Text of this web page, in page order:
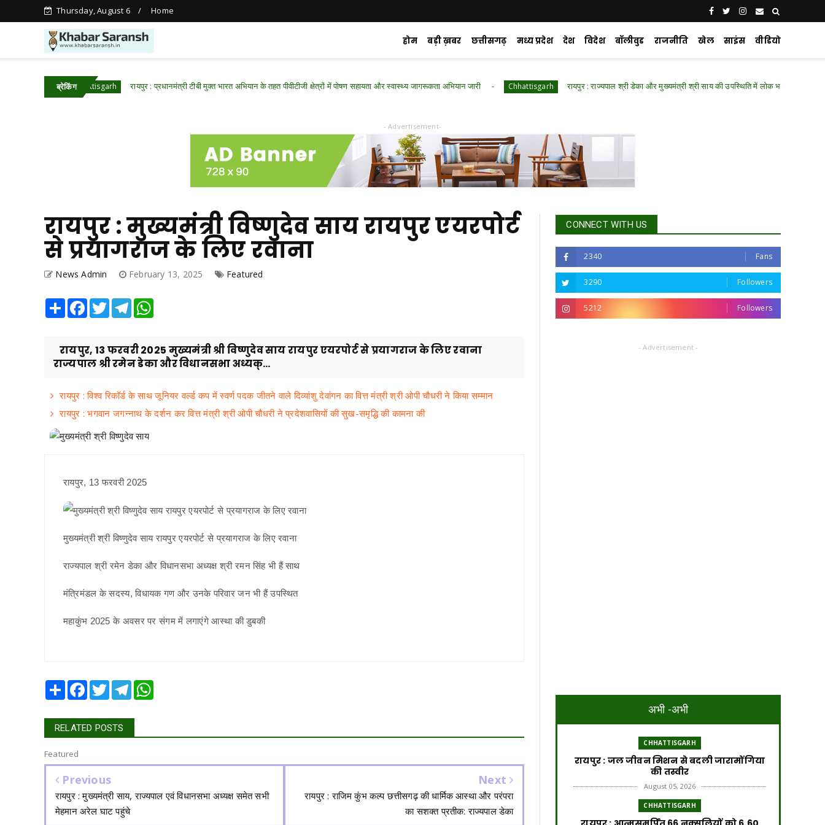
Thursday, August 6 Home
होम बड़ी ख़बर छत्तीसगढ़ मध्य प्रदेश देश विदेश बॉलीवुड राजनीति खेल साइंस वीडियो
ब्रेकिंग
Chhattisgarh रायपुर : प्रधानमंत्री टीबी मुक्त भारत अभियान के तहत पीवीटीजी क्षेत्रों में पोषण सहायता और स्वास्थ्य जागरूकता अभियान जारी Chhattisgarh रायपुर : राज्यपाल श्री डेका और मुख्यमंत्री श्री साय की उपस्थिति में लोक भवन में हुआ ‘नशा मुक्त युवा
- Advertisement-
रायपुर : मुख्यमंत्री विष्णुदेव साय रायपुर एयरपोर्ट
से प्रयागराज के लिए रवाना
News Admin February 13, 2025 Featured
Share Facebook
TwitterTelegram
रायपुर, 13 फरवरी 2025 मुख्यमंत्री श्री विष्णुदेव साय रायपुर एयरपोर्ट से प्रयागराज के लिए रवाना
राज्यपाल श्री रमेन डेका और विधानसभा अध्यक्...
रायपुर : विश्व रिकॉर्ड के साथ जूनियर वर्ल्ड कप में स्वर्ण पदक जीतने वाले दिव्यांशु देवांगन का वित्त मंत्री श्री ओपी चौधरी ने किया सम्मान
रायपुर : भगवान जगन्नाथ के दर्शन कर वित्त मंत्री श्री ओपी चौधरी ने प्रदेशवासियों की सुख-समृद्धि की कामना की
रायपुर, 13 फरवरी 2025
मुख्यमंत्री श्री विष्णुदेव साय रायपुर एयरपोर्ट से प्रयागराज के लिए रवाना
राज्यपाल श्री रमेन डेका और विधानसभा अध्यक्ष श्री रमन सिंह भी हैं साथ
मंत्रिमंडल के सदस्य, विधायक गण और उनके परिवार जन भी हैं उपस्थित
महाकुंभ 2025 के अवसर पर संगम में लगाएंगे आस्था की डुबकी
Share Facebook
TwitterTelegram
RELATED POSTS
Featured
Previous
रायपुर : मुख्यमंत्री साय, राज्यपाल एवं विधानसभा अध्यक्ष समेत सभी
मेहमान अरेल घाट पहुंचे
Next
रायपुर : राजिम कुंभ कल्प छत्तीसगढ़ की धार्मिक आस्था और परंपरा
का सशक्त प्रतीक: राज्यपाल डेका
CONNECT WITH US
2340 Fans
3290 Followers
5212 Followers
- Advertisement -
अभी -अभी
CHHATTISGARH
रायपुर : जल जीवन मिशन से बदली जारामोंगिया
की तस्वीर
August 05, 2026
CHHATTISGARH